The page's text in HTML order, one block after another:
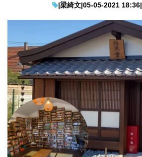
教學評測
EduTech
IT Times
生成式AI與雲端應用
Enterprise Digital Transformation
特集
|梁綺文|05-05-2021 18:36|